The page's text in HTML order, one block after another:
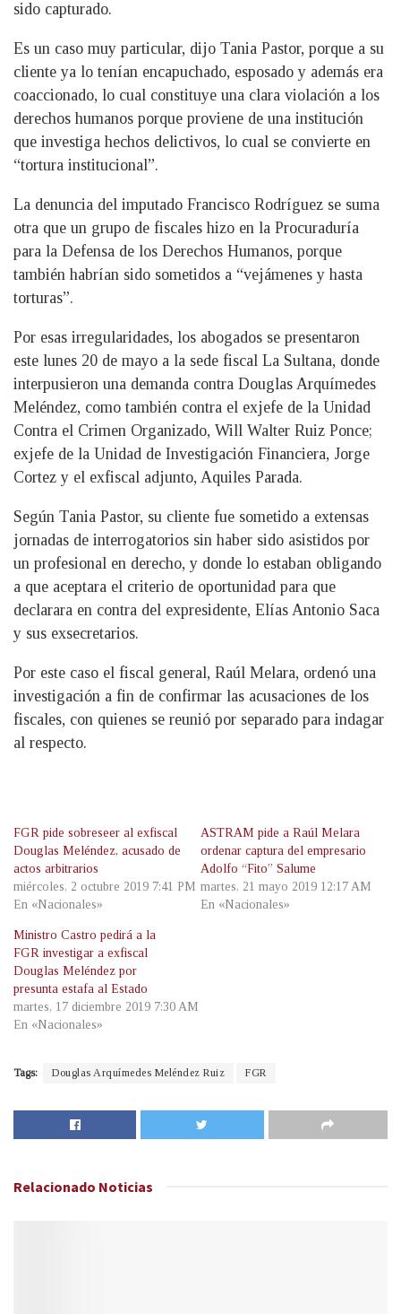
sido capturado.
Es un caso muy particular, dijo Tania Pastor, porque a su
cliente ya lo tenían encapuchado, esposado y además era
coaccionado, lo cual constituye una clara violación a los
derechos humanos porque proviene de una institución
que investiga hechos delictivos, lo cual se convierte en
“tortura institucional”.
La denuncia del imputado Francisco Rodríguez se suma
otra que un grupo de fiscales hizo en la Procuraduría
para la Defensa de los Derechos Humanos, porque
también habrían sido sometidos a “vejámenes y hasta
torturas”.
Por esas irregularidades, los abogados se presentaron
este lunes 20 de mayo a la sede fiscal La Sultana, donde
interpusieron una demanda contra Douglas Arquímedes
Meléndez, como también contra el exjefe de la Unidad
Contra el Crimen Organizado, Will Walter Ruiz Ponce;
exjefe de la Unidad de Investigación Financiera, Jorge
Cortez y el exfiscal adjunto, Aquiles Parada.
Según Tania Pastor, su cliente fue sometido a extensas
jornadas de interrogatorios sin haber sido asistidos por
un profesional en derecho, y donde lo estaban obligando
a que aceptara el criterio de oportunidad para que
declarara en contra del expresidente, Elías Antonio Saca
y sus exsecretarios.
Por este caso el fiscal general, Raúl Melara, ordenó una
investigación a fin de confirmar las acusaciones de los
fiscales, con quienes se reunió por separado para indagar
al respecto.
FGR pide sobreseer al exfiscal
Douglas Meléndez, acusado de
actos arbitrarios
miércoles, 2 octubre 2019 7:41 PM
En «Nacionales»
ASTRAM pide a Raúl Melara
ordenar captura del empresario
Adolfo “Fito” Salume
martes, 21 mayo 2019 12:17 AM
En «Nacionales»
Ministro Castro pedirá a la
FGR investigar a exfiscal
Douglas Meléndez por
presunta estafa al Estado
martes, 17 diciembre 2019 7:30 AM
En «Nacionales»
Tags: Douglas Arquímedes Meléndez Ruiz FGR
Relacionado Noticias